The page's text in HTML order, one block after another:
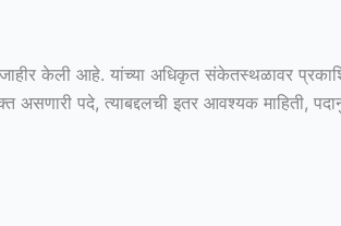
जाहीर केली आहे. यांच्या अधिकृत संकेतस्थळावर
असणारी पदे, त्याबद्दलची इतर आवश्यक माहिती,